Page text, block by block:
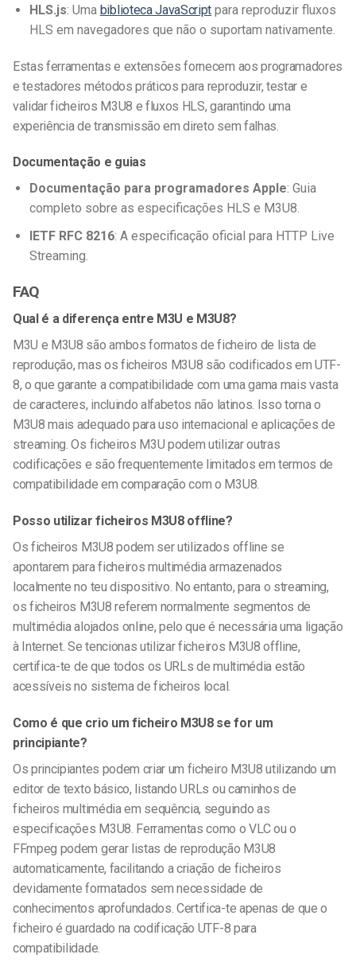
HLS.js: Uma biblioteca JavaScript para reproduzir fluxos
HLS em navegadores que não o suportam nativamente.
Estas ferramentas e extensões fornecem aos programadores
e testadores métodos práticos para reproduzir, testar e
validar ficheiros M3U8 e fluxos HLS, garantindo uma
experiência de transmissão em direto sem falhas.
Documentação e guias
Documentação para programadores Apple: Guia
completo sobre as especificações HLS e M3U8.
IETF RFC 8216: A especificação oficial para HTTP Live
Streaming.
FAQ
Qual é a diferença entre M3U e M3U8?
M3U e M3U8 são ambos formatos de ficheiro de lista de
reprodução, mas os ficheiros M3U8 são codificados em UTF-
8, o que garante a compatibilidade com uma gama mais vasta
de caracteres, incluindo alfabetos não latinos. Isso torna o
M3U8 mais adequado para uso internacional e aplicações de
streaming. Os ficheiros M3U podem utilizar outras
codificações e são frequentemente limitados em termos de
compatibilidade em comparação com o M3U8.
Posso utilizar ficheiros M3U8 offline?
Os ficheiros M3U8 podem ser utilizados offline se
apontarem para ficheiros multimédia armazenados
localmente no teu dispositivo. No entanto, para o streaming,
os ficheiros M3U8 referem normalmente segmentos de
multimédia alojados online, pelo que é necessária uma ligação
à Internet. Se tencionas utilizar ficheiros M3U8 offline,
certifica-te de que todos os URLs de multimédia estão
acessíveis no sistema de ficheiros local.
Como é que crio um ficheiro M3U8 se for um
principiante?
Os principiantes podem criar um ficheiro M3U8 utilizando um
editor de texto básico, listando URLs ou caminhos de
ficheiros multimédia em sequência, seguindo as
especificações M3U8. Ferramentas como o VLC ou o
FFmpeg podem gerar listas de reprodução M3U8
automaticamente, facilitando a criação de ficheiros
devidamente formatados sem necessidade de
conhecimentos aprofundados. Certifica-te apenas de que o
ficheiro é guardado na codificação UTF-8 para
compatibilidade.